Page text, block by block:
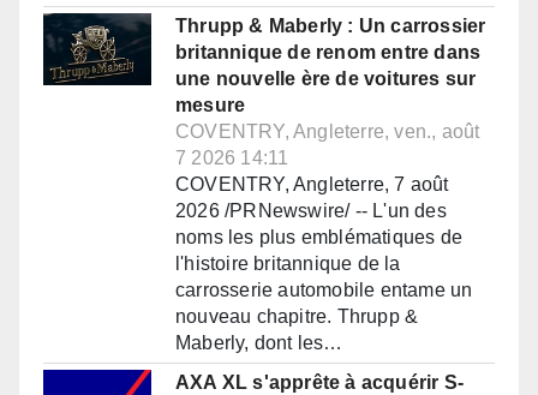
Thrupp & Maberly : Un carrossier
britannique de renom entre dans
une nouvelle ère de voitures sur
mesure
COVENTRY, Angleterre, ven., août
7 2026 14:11
COVENTRY, Angleterre, 7 août
2026 /PRNewswire/ -- L'un des
noms les plus emblématiques de
l'histoire britannique de la
carrosserie automobile entame un
nouveau chapitre. Thrupp &
Maberly, dont les…
AXA XL s'apprête à acquérir S-